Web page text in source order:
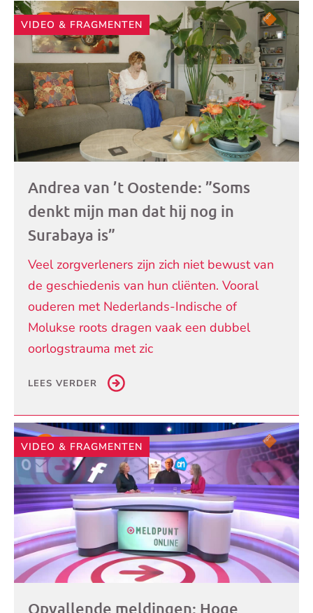
Andere
artikelen
VIDEO & FRAGMENTEN
Andrea van ’t Oostende: ”Soms
denkt mijn man dat hij nog in
Surabaya is”
Veel zorgverleners zijn zich niet bewust van
de geschiedenis van hun cliënten. Vooral
ouderen met Nederlands-Indische of
Molukse roots dragen vaak een dubbel
oorlogstrauma met zic
LEES VERDER
VIDEO & FRAGMENTEN
Opvallende meldingen: Hoge